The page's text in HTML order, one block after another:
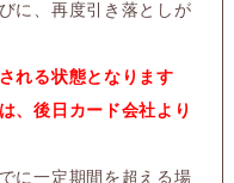
に、再度引き落としが
れる状態となります
、後日カード会社より
に一定期間を超える場